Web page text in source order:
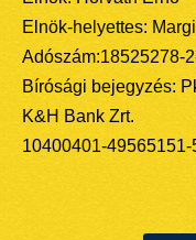
Elnök-helyettes:
Adószám:18525278-
Bírósági bejegyzés:
K&H Bank Zrt.
10400401-